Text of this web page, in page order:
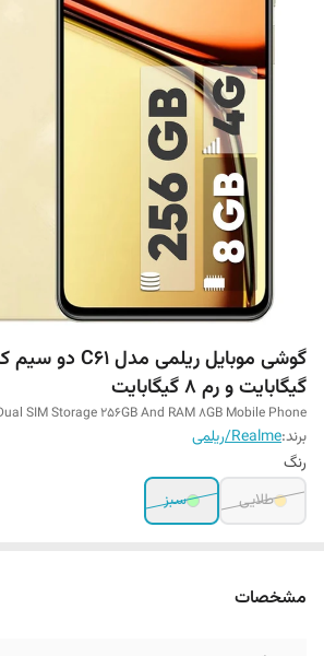
گیگابایت و رم 8 گیگابایت
SIM Storage 256GB And RAM 8GB Mobile Phone
برند:Realme/ریلمی
رنگ
طلایی
سبز
مشخصات